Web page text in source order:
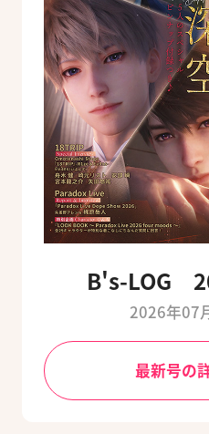
B's-LOG
2026年07
最新号の